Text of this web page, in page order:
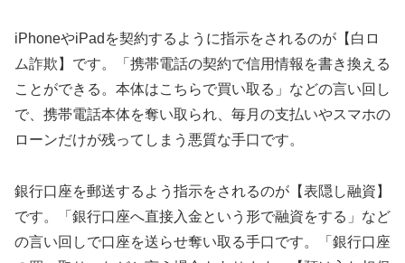
iPhoneやiPadを契約するように指示をされるのが【白ロ
ム詐欺】です。「携帯電話の契約で信用情報を書き換える
ことができる。本体はこちらで買い取る」などの言い回し
で、携帯電話本体を奪い取られ、毎月の支払いやスマホの
ローンだけが残ってしまう悪質な手口です。
銀行口座を郵送するよう指示をされるのが【表隠し融資】
です。「銀行口座へ直接入金という形で融資をする」など
の言い回しで口座を送らせ奪い取る手口です。「銀行口座